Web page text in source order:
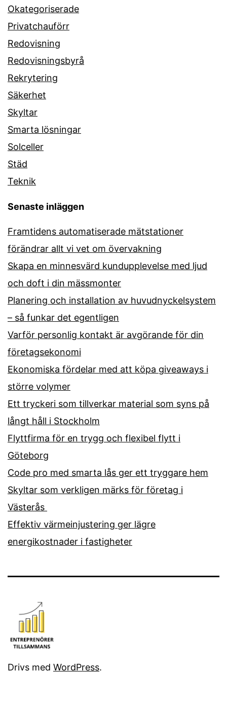
Okategoriserade
Privatchauförr
Redovisning
Redovisningsbyrå
Rekrytering
Säkerhet
Skyltar
Smarta lösningar
Solceller
Städ
Teknik
Senaste inläggen
Framtidens automatiserade mätstationer
förändrar allt vi vet om övervakning
Skapa en minnesvärd kundupplevelse med ljud
och doft i din mässmonter
Planering och installation av huvudnyckelsystem
– så funkar det egentligen
Varför personlig kontakt är avgörande för din
företagsekonomi
Ekonomiska fördelar med att köpa giveaways i
större volymer
Ett tryckeri som tillverkar material som syns på
långt håll i Stockholm
Flyttfirma för en trygg och flexibel flytt i
Göteborg
Code pro med smarta lås ger ett tryggare hem
Skyltar som verkligen märks för företag i
Västerås
Effektiv värmeinjustering ger lägre
energikostnader i fastigheter
Drivs med WordPress.